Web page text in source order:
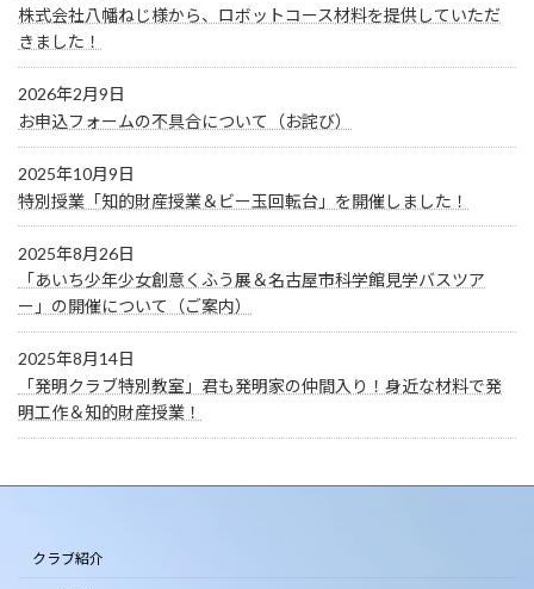
株式会社八幡ねじ様から、ロボットコース材料を提供していただ
きました！
2026年2月9日
お申込フォームの不具合について（お詫び）
2025年10月9日
特別授業「知的財産授業＆ビー玉回転台」を開催しました！
2025年8月26日
「あいち少年少女創意くふう展＆名古屋市科学館見学バスツア
ー」の開催について（ご案内）
2025年8月14日
「発明クラブ特別教室」君も発明家の仲間入り！身近な材料で発
明工作＆知的財産授業！
クラブ紹介